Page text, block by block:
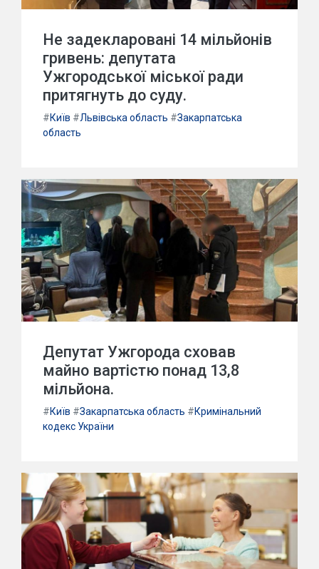
Не задекларовані 14 мільйонів
гривень: депутата
Ужгородської міської ради
притягнуть до суду.
#Київ #Львівська область #Закарпатська
область
Депутат Ужгорода сховав
майно вартістю понад 13,8
мільйона.
#Київ #Закарпатська область #Кримінальний
кодекс України